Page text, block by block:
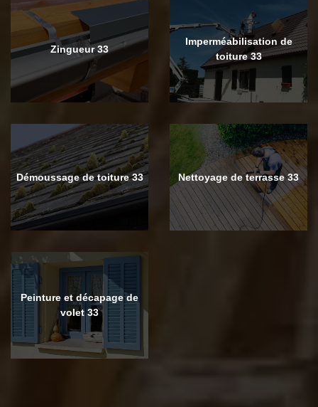
Zingueur 33
Imperméabilisation de
toiture 33
Démoussage de toiture 33 Nettoyage de terrasse 33
Peinture et décapage de
volet 33